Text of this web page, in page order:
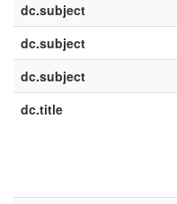
dc.subject
dc.subject
dc.subject
dc.title